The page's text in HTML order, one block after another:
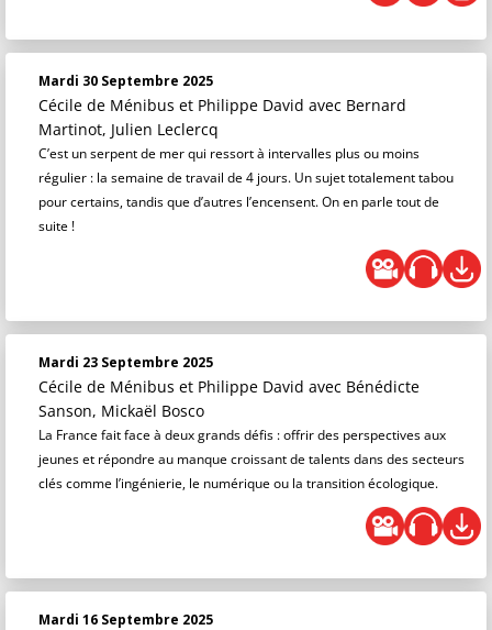
Mardi 30 Septembre 2025
Cécile de Ménibus et Philippe David avec Bernard
Martinot, Julien Leclercq
C’est un serpent de mer qui ressort à intervalles plus ou moins
régulier : la semaine de travail de 4 jours. Un sujet totalement tabou
pour certains, tandis que d’autres l’encensent. On en parle tout de
suite !
Mardi 23 Septembre 2025
Cécile de Ménibus et Philippe David avec Bénédicte
Sanson, Mickaël Bosco
La France fait face à deux grands défis : offrir des perspectives aux
jeunes et répondre au manque croissant de talents dans des secteurs
clés comme l’ingénierie, le numérique ou la transition écologique.
Mardi 16 Septembre 2025